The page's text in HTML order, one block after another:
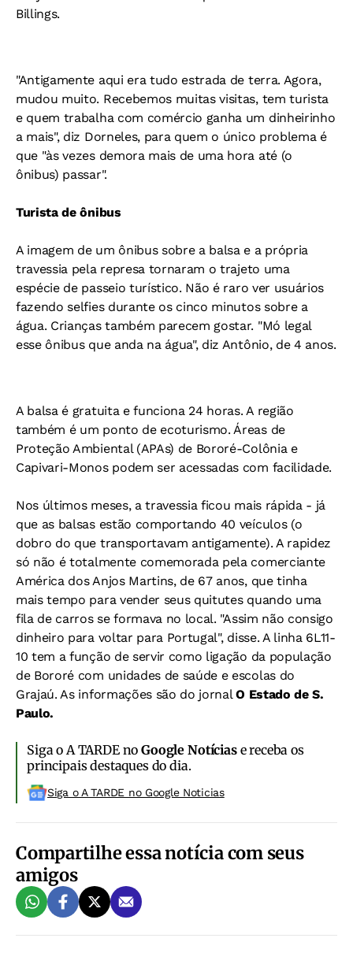
Billings.
"Antigamente aqui era tudo estrada de terra. Agora,
mudou muito. Recebemos muitas visitas, tem turista
e quem trabalha com comércio ganha um dinheirinho
a mais", diz Dorneles, para quem o único problema é
que "às vezes demora mais de uma hora até (o
ônibus) passar".
Turista de ônibus
A imagem de um ônibus sobre a balsa e a própria
travessia pela represa tornaram o trajeto uma
espécie de passeio turístico. Não é raro ver usuários
fazendo selfies durante os cinco minutos sobre a
água. Crianças também parecem gostar. "Mó legal
esse ônibus que anda na água", diz Antônio, de 4 anos.
A balsa é gratuita e funciona 24 horas. A região
também é um ponto de ecoturismo. Áreas de
Proteção Ambiental (APAs) de Bororé-Colônia e
Capivari-Monos podem ser acessadas com facilidade.
Nos últimos meses, a travessia ficou mais rápida - já
que as balsas estão comportando 40 veículos (o
dobro do que transportavam antigamente). A rapidez
só não é totalmente comemorada pela comerciante
América dos Anjos Martins, de 67 anos, que tinha
mais tempo para vender seus quitutes quando uma
fila de carros se formava no local. "Assim não consigo
dinheiro para voltar para Portugal", disse. A linha 6L11-
10 tem a função de servir como ligação da população
de Bororé com unidades de saúde e escolas do
Grajaú. As informações são do jornalO Estado de S.
Paulo.
Siga o A TARDE noGoogle Notíciase receba os
principais destaques do dia.
Siga o A TARDE no Google Noticias
Compartilhe essa notícia com seus
amigos